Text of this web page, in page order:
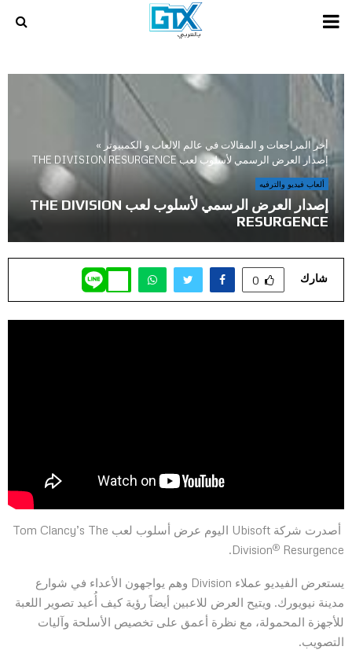
PRIMARY
أخر المراجعات و المقالات في عالم الالعاب و الكمبيوتر »
إصدار العرض الرسمي لأسلوب لعب THE DIVISION RESURGENCE
ألعاب فيديو والترفيه
إصدار العرض الرسمي لأسلوب لعب THE DIVISION
RESURGENCE
شارك 0
أصدرت شركة Ubisoft اليوم عرض أسلوب لعب Tom Clancy’s The
Division® Resurgence.
يستعرض الفيديو عملاء Division وهم يواجهون الأعداء في شوارع
مدينة نيويورك. ويتيح العرض للاعبين أيضاً رؤية كيف أُعيد تصوير اللعبة
للأجهزة المحمولة، مع نظرة أعمق على تخصيص الأسلحة وآليات
التصويب.